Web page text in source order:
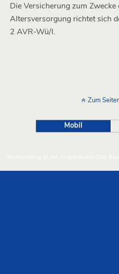
Die Versicherung zum
Altersversorgung richtet sich
2 AVR-Wü/I.
Zum
Mobil
Württemberg ist ein Angebot des Otto